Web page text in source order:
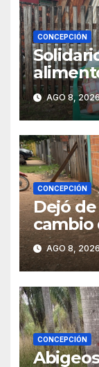
CONCEPCIÓN
vende
AGO 8, 2026
CONCEPCIÓN
Dejó
cambio
ahora
AGO 8, 2026
CONCEPCIÓN